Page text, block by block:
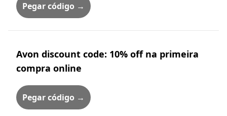
Pegar código →
Avon discount code: 10% off na primeira
compra online
Pegar código →